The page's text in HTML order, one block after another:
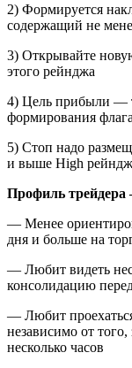
2) Формируется
содержащий не
3) Открывайте
этого рейнджа
4) Цель прибыли —
формирования флага
5) Стоп надо
и выше High
Профиль
— Менее
дня и больше на
— Любит видеть
консолидацию
— Любит
независимо от
несколько часов